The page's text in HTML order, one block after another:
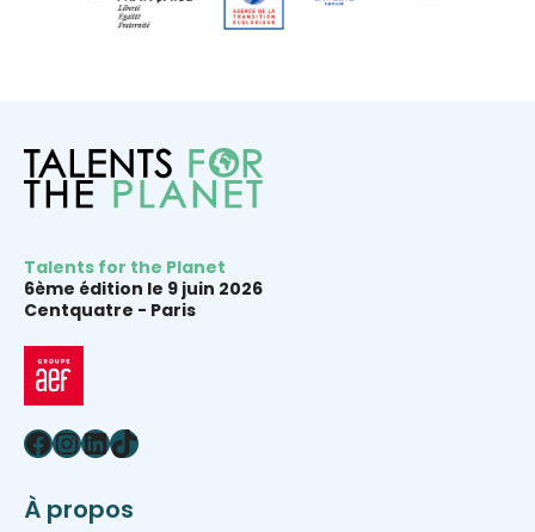
Talents for the Planet
6ème édition le 9 juin 2026
Centquatre - Paris
Facebook
Instagram
LinkedIn
TikTok
À propos